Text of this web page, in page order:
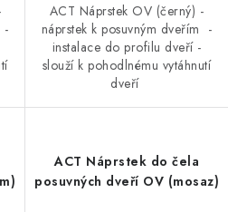
-
ACT Náprstek OV (černý) -
náprstek k posuvným dveřím -
instalace do profilu dveří -
slouží k pohodlnému vytáhnutí
dveří
ACT Náprstek do čela
posuvných dveří OV (mosaz)